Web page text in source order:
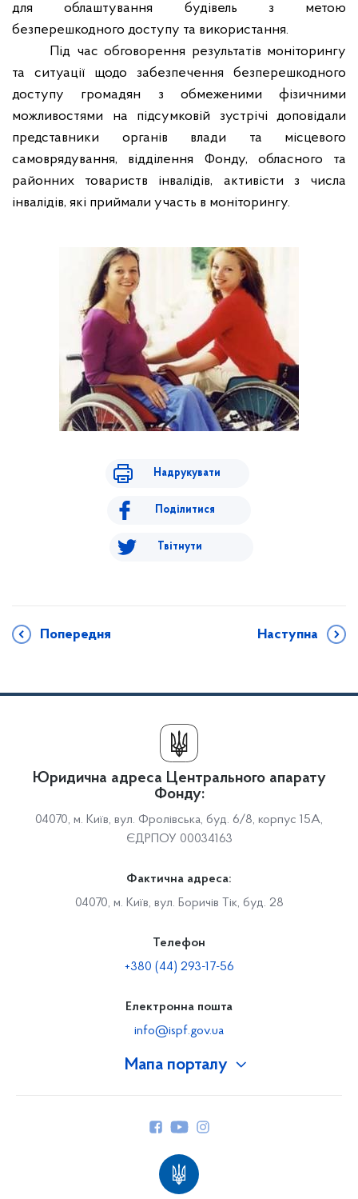
для облаштування будівель з метою
безперешкодного доступу та використання.
Під час обговорення результатів моніторингу
та ситуації щодо забезпечення безперешкодного
доступу громадян з обмеженими фізичними
можливостями на підсумковій зустрічі доповідали
представники органів влади та місцевого
самоврядування, відділення Фонду, обласного та
районних товариств інвалідів, активісти з числа
інвалідів, які приймали участь в моніторингу.
Надрукувати
Поділитися
Твітнути
Попередня Наступна
Мапа порталу
Юридична адреса Центрального апарату
Фонду:
04070, м. Київ, вул. Фролівська, буд. 6/8, корпус 15А,
ЄДРПОУ 00034163
Фактична адреса:
04070, м. Київ, вул. Боричів Тік, буд. 28
Телефон
+380 (44) 293-17-56
Електронна пошта
info@ispf.gov.ua